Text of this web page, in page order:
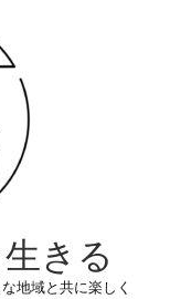
きる
地域と共に楽しく